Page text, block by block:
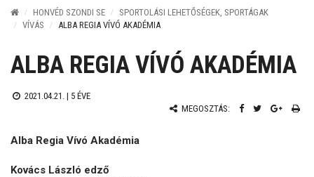
HONVÉD SZONDI SE
SPORTOLÁSI LEHETŐSÉGEK, SPORTÁGAK
VÍVÁS
ALBA REGIA VÍVÓ AKADÉMIA
ALBA REGIA VÍVÓ AKADÉMIA
2021.04.21. | 5 ÉVE
MEGOSZTÁS:
Alba Regia Vívó Akadémia
Kovács László edző